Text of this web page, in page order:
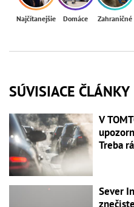
Najčítanejšie Domáce Zahraničné
SÚVISIACE ČLÁNKY
V
Treba
Sever